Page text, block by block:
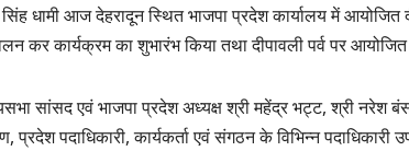
धामी आज देहरादून स्थित भाजपा प्रदेश कार्यालय में
कर कार्यक्रम का शुभारंभ किया तथा दीपावली पर्व पर आयोजित
सांसद एवं भाजपा प्रदेश अध्यक्ष श्री महेंद्र भट्ट, श्री नरेश
प्रदेश पदाधिकारी, कार्यकर्ता एवं संगठन के विभिन्न